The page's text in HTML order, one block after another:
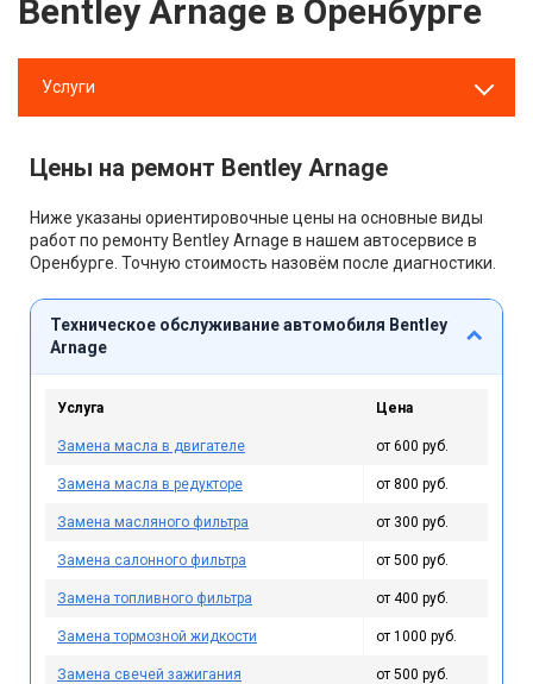
Bentley Arnage в Оренбурге
Услуги
Цены на ремонт Bentley Arnage
Ниже указаны ориентировочные цены на основные виды
работ по ремонту Bentley Arnage в нашем автосервисе в
Оренбурге. Точную стоимость назовём после диагностики.
Техническое обслуживание автомобиля Bentley
Arnage
Услуга Цена
Замена масла в двигателе от 600 руб.
Замена масла в редукторе от 800 руб.
Замена масляного фильтра от 300 руб.
Замена салонного фильтра от 500 руб.
Замена топливного фильтра от 400 руб.
Замена тормозной жидкости от 1000 руб.
Замена свечей зажигания от 500 руб.